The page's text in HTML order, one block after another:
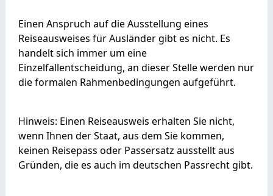
Einen Anspruch auf die Ausstellung eines
Reiseausweises für Ausländer gibt es nicht. Es
handelt sich immer um eine
Einzelfallentscheidung, an dieser Stelle werden nur
die formalen Rahmenbedingungen aufgeführt.
Hinweis: Einen Reiseausweis erhalten Sie nicht,
wenn Ihnen der Staat, aus dem Sie kommen,
keinen Reisepass oder Passersatz ausstellt aus
Gründen, die es auch im deutschen Passrecht gibt.